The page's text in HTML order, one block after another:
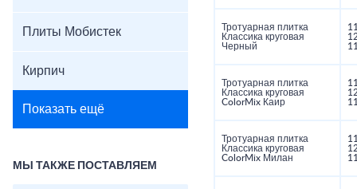
Плиты Мобистек
Кирпич
Показать ещё
МЫ ТАКЖЕ ПОСТАВЛЯЕМ
Тротуарная плитка
Классика круговая
Черный
Тротуарная плитка
Классика круговая
ColorMix Каир
Тротуарная плитка
Классика круговая
ColorMix Милан